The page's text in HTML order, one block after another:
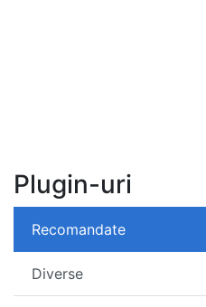
Plugin-uri
Recomandate
Diverse